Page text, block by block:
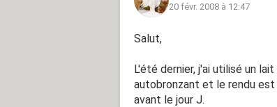
20 févr. 2008 à 12:47
Salut,
L'été dernier, j'ai utilisé un
autobronzant et le rendu
avant le jour J.